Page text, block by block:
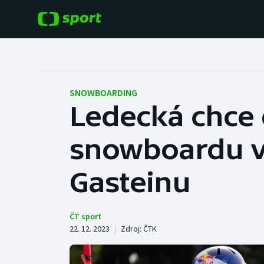
Hokej
Tenis
Atletika
Baseball a softbal
Basketbal
SNOWBOARDING
Ledecká
snowboardu
Gasteinu
ČT sport
22. 12. 2023 | Zdroj: ČTK